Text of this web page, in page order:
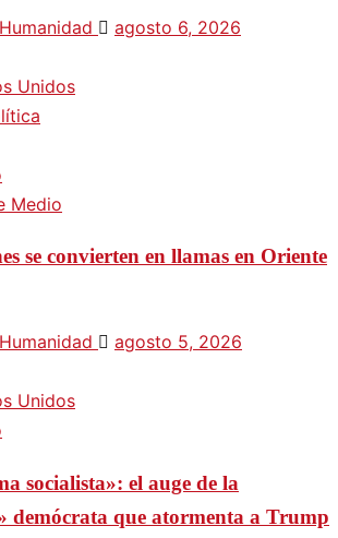
agosto 6, 2026
Unidos
Medio
se convierten en llamas en Oriente
agosto 5, 2026
Unidos
socialista»: el auge de la
demócrata que atormenta a Trump